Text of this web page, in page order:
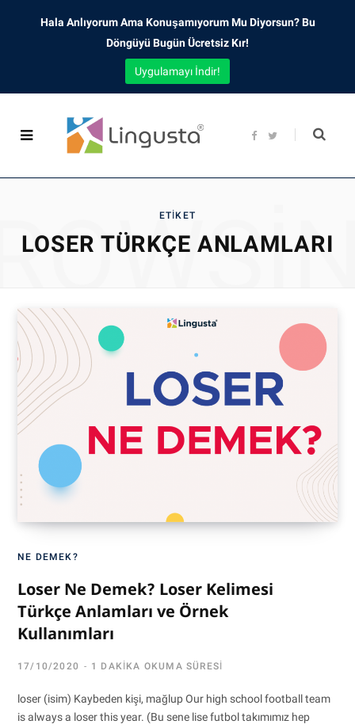
F
b
t
ETIKET
LOSER TÜRKÇE ANLAMLARI
NE DEMEK?
Loser Ne Demek? Loser Kelimesi
Türkçe Anlamları ve Örnek
Kullanımları
17/10/2020 1 DAKIKA OKUMA SÜRESI
loser (isim) Kaybeden kişi, mağlup Our high school football team
is always a loser this year. (Bu sene lise futbol takımımız hep
Hala Anlıyorum Ama Konuşamıyorum Mu Diyorsun? Bu
Döngüyü Bugün Ücretsiz Kır!
Uygulamayı İndir!